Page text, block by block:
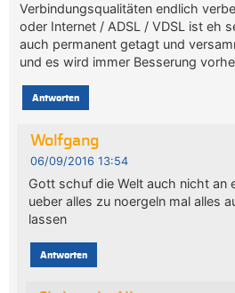
Verbindungsqualitäten endlich
oder Internet / ADSL / VDSL ist eh
auch permanent getagt und
und es wird immer Besserung
Antworten
Wolfgang
06/09/2016 13:54
Gott schuf die Welt auch nicht an
ueber alles zu noergeln mal alles
lassen
Antworten